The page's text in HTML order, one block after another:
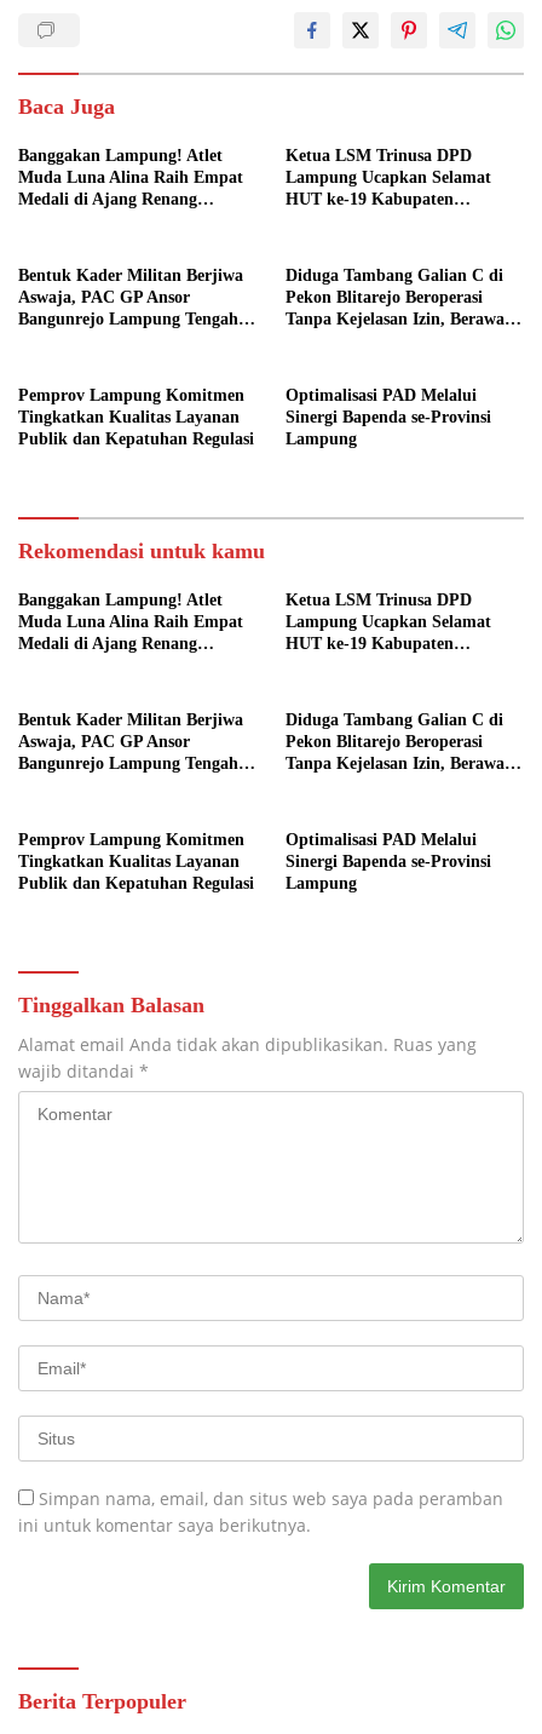
Baca Juga
Banggakan Lampung! Atlet
Muda Luna Alina Raih Empat
Medali di Ajang Renang
Ketua LSM Trinusa DPD
Lampung Ucapkan Selamat
HUT ke-19 Kabupaten
Bentuk Kader Militan Berjiwa
Aswaja, PAC GP Ansor
Bangunrejo Lampung Tengah
Diduga Tambang Galian C di
Pekon Blitarejo Beroperasi
Tanpa Kejelasan Izin, Berawal
Polda Lampung
Pemprov Lampung Komitmen
Tingkatkan Kualitas Layanan
Publik dan Kepatuhan Regulasi
Optimalisasi PAD Melalui
Sinergi Bapenda se-Provinsi
Lampung
Rekomendasi untuk kamu
Banggakan Lampung! Atlet
Muda Luna Alina Raih Empat
Medali di Ajang Renang
Ketua LSM Trinusa DPD
Lampung Ucapkan Selamat
HUT ke-19 Kabupaten
Bentuk Kader Militan Berjiwa
Aswaja, PAC GP Ansor
Bangunrejo Lampung Tengah
Diduga Tambang Galian C di
Pekon Blitarejo Beroperasi
Tanpa Kejelasan Izin, Berawal
Polda Lampung
Pemprov Lampung Komitmen
Tingkatkan Kualitas Layanan
Publik dan Kepatuhan Regulasi
Optimalisasi PAD Melalui
Sinergi Bapenda se-Provinsi
Lampung
Tinggalkan Balasan
Alamat email Anda tidak akan dipublikasikan. Ruas yang
wajib ditandai *
Simpan nama, email, dan situs web saya pada peramban
ini untuk komentar saya berikutnya.
Berita Terpopuler